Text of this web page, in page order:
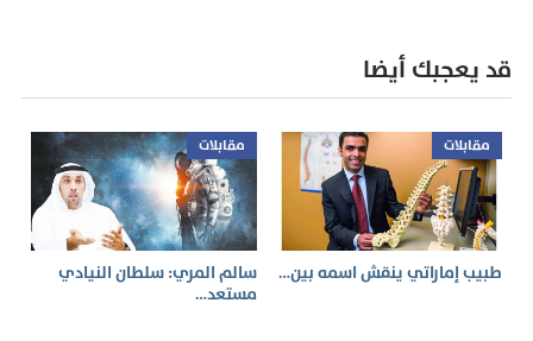
قد يعجبك أيضا
مقابلات
طبيب إماراتي ينقش اسمه بين…
مقابلات
سالم المري: سلطان النيادي
مستعد…